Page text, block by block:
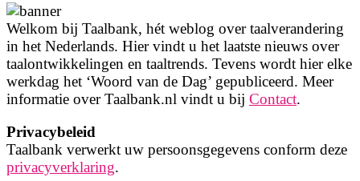
Welkom bij Taalbank, hét weblog over taalverandering
in het Nederlands. Hier vindt u het laatste nieuws over
taalontwikkelingen en taaltrends. Tevens wordt hier elke
werkdag het ‘Woord van de Dag’ gepubliceerd. Meer
informatie over Taalbank.nl vindt u bij Contact.
Privacybeleid
Taalbank verwerkt uw persoonsgegevens conform deze
privacyverklaring.